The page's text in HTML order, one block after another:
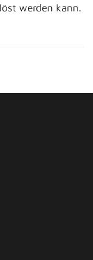
werden kann.